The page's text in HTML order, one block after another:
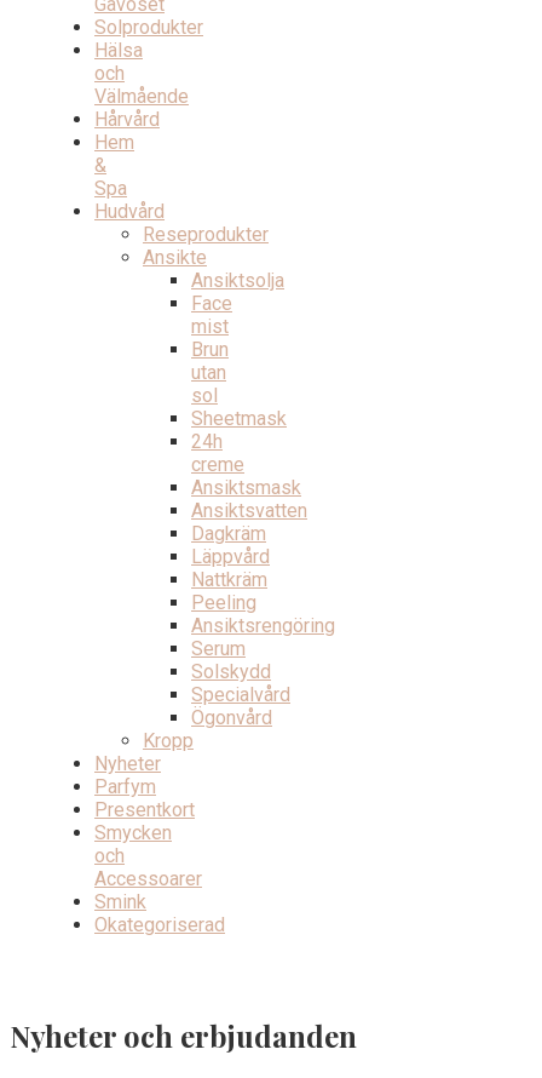
Solprodukter
Hälsa
och
Välmående
Hårvård
Hem
&
Spa
Hudvård
Reseprodukter
Ansikte
Ansiktsolja
Face
mist
Brun
utan
sol
Sheetmask
24h
creme
Ansiktsmask
Ansiktsvatten
Dagkräm
Läppvård
Nattkräm
Peeling
Ansiktsrengöring
Serum
Solskydd
Specialvård
Ögonvård
Kropp
Nyheter
Parfym
Presentkort
Smycken
och
Accessoarer
Smink
Okategoriserad
Nyheter och erbjudanden